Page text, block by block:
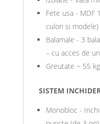
Fete usa - MDF
culori si modele)
Balamale - 3
– cu acces de
Greutate ~ 55 kg
SISTEM
Monobloc -